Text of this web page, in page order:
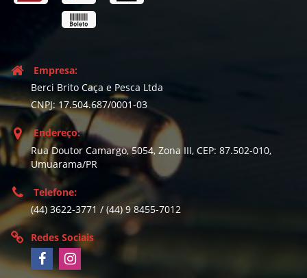
Empresa:
Berci Brito Caça e Pesca Ltda
CNPJ: 17.504.687/0001-03
Endereço:
Rua Doutor Camargo, 5054, Zona III, CEP: 87.502-010,
Umuarama/PR
Telefone:
(44) 3622-3771 / (44) 9 8455-7012
Redes Sociais